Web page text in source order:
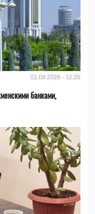
01.08.2026 - 12:25
банками,